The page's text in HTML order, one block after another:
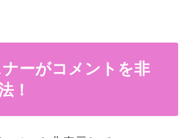
ーがコメントを非
！